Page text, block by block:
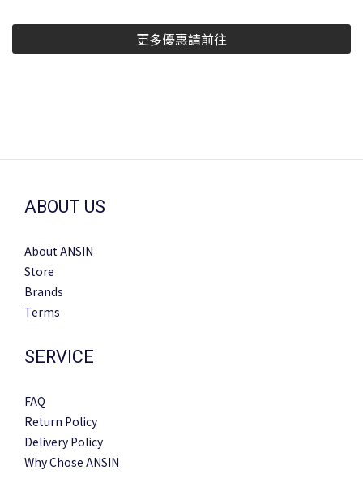
更多優惠請前往
ABOUT US
About ANSIN
Store
Brands
Terms
SERVICE
FAQ
Return Policy
Delivery Policy
Why Chose ANSIN